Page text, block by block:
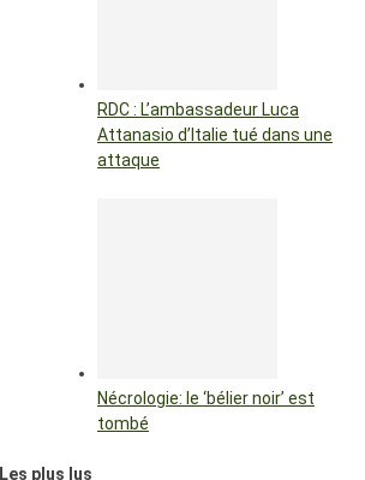
RDC : L’ambassadeur Luca
Attanasio d’Italie tué dans une
attaque
Nécrologie: le ‘bélier noir’ est
tombé
Les plus lus